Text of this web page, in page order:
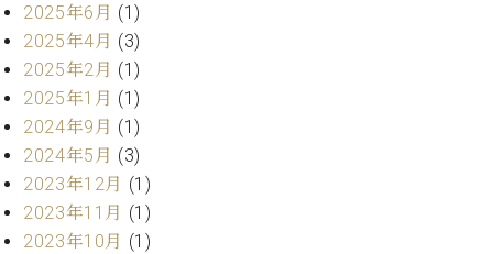
マ
ン
ト
ラ
デ
ィ
シ
ョ
ン
セ
ン
タ
ス
ッ
フ
ご
2025年6月 (1)
2025年4月 (3)
2025年2月 (1)
2025年1月 (1)
2024年9月 (1)
2024年5月 (3)
2023年12月 (1)
2023年11月 (1)
2023年10月 (1)